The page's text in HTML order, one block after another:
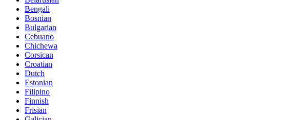
Bengali
Bosnian
Bulgarian
Cebuano
Chichewa
Corsican
Croatian
Dutch
Estonian
Filipino
Finnish
Frisian